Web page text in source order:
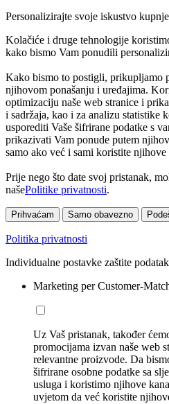
Personalizirajte svoje iskustvo kupnje
Kolačiće i druge tehnologije
kako bismo Vam ponudili
Kako bismo to postigli, prikupljamo
njihovom ponašanju i uređajima.
optimizaciju naše web stranice i
i sadržaja, kao i za analizu statistike
usporediti Vaše šifrirane podatke s
prikazivati Vam ponude putem
samo ako već i sami koristite njihove
Prije nego što date svoj pristanak,
našePolitike privatnosti.
Prihvaćam Samo obavezno
Politika privatnosti
Individualne postavke zaštite
Marketing per Customer-
Uz Vaš pristanak, također
promocijama izvan naše web
relevantne proizvode. Da
šifrirane osobne podatke sa
usluga i koristimo njihove
uvjetom da već koristite